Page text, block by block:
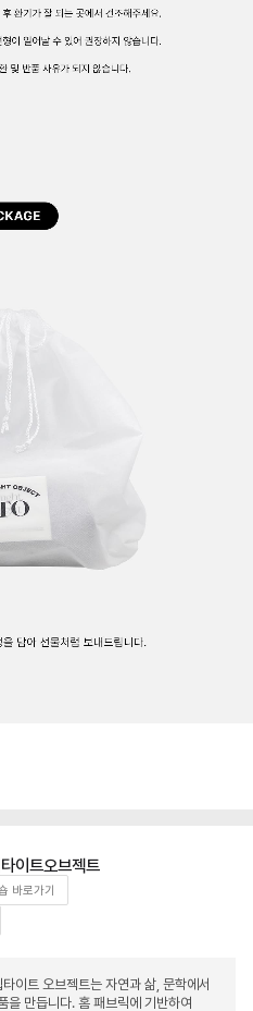
이트오브젝트
바로가기
이트 오브젝트는 자연과 삶, 문학에서
을 만듭니다. 홈 패브릭에 기반하여